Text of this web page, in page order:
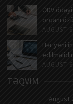
ƏDV
orqanı
AUGUST
Hər yeni
AUGUST
TƏQVIM
August